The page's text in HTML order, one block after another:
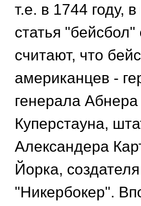
т.е. в 1744 году,
статья
считают, что
американцев -
генерала
Куперстауна,
Александера
Йорка,
"Никербокер".